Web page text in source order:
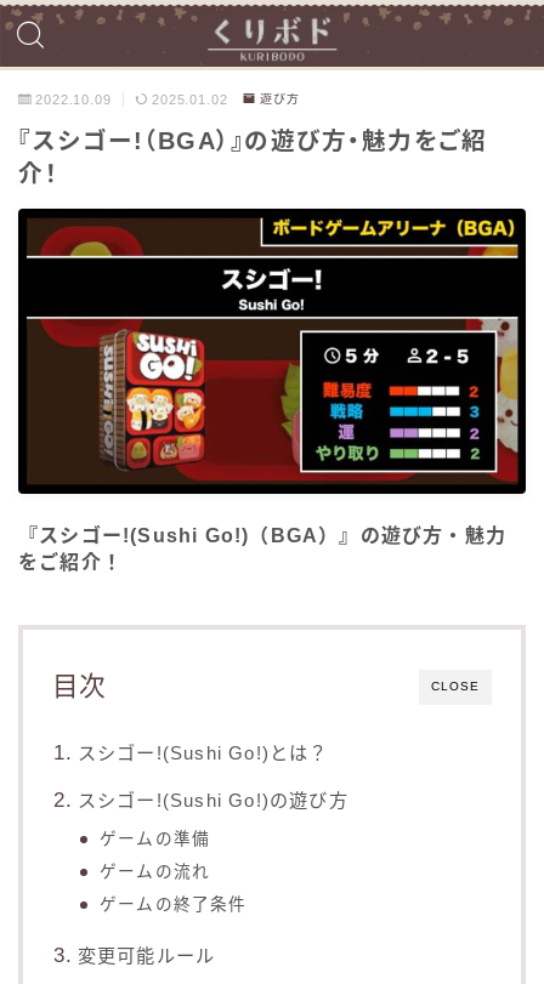
2022.10.09 2025.01.02 遊び方
『スシゴー!（BGA）』の遊び方・魅力をご紹
介！
『スシゴー!(Sushi Go!)（BGA）』の遊び方・魅力
をご紹介！
CLOSE
目次
スシゴー!(Sushi Go!)とは？
スシゴー!(Sushi Go!)の遊び方
ゲームの準備
ゲームの流れ
ゲームの終了条件
変更可能ルール